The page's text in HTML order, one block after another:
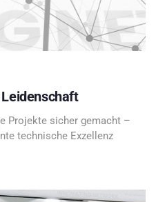
Projekte sicher gemacht –
technische Exzellenz